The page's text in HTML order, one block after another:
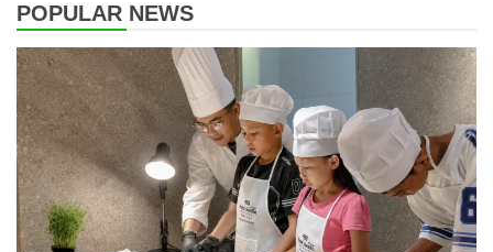
POPULAR NEWS